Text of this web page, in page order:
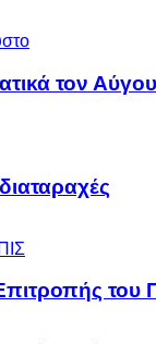
τον
του